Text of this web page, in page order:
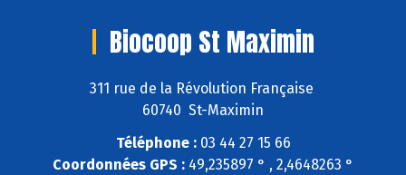
Biocoop St Maximin
311 rue de la Révolution Française
60740 St-Maximin
Téléphone :03 44 27 15 66
Coordonnées GPS : 49,235897 ° , 2,4648263 °